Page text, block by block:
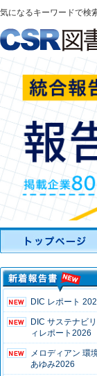
気になるキーワードで検
DIC レポート
DIC サステナビ
ィレポート2026
メロディアン 環
あゆみ2026